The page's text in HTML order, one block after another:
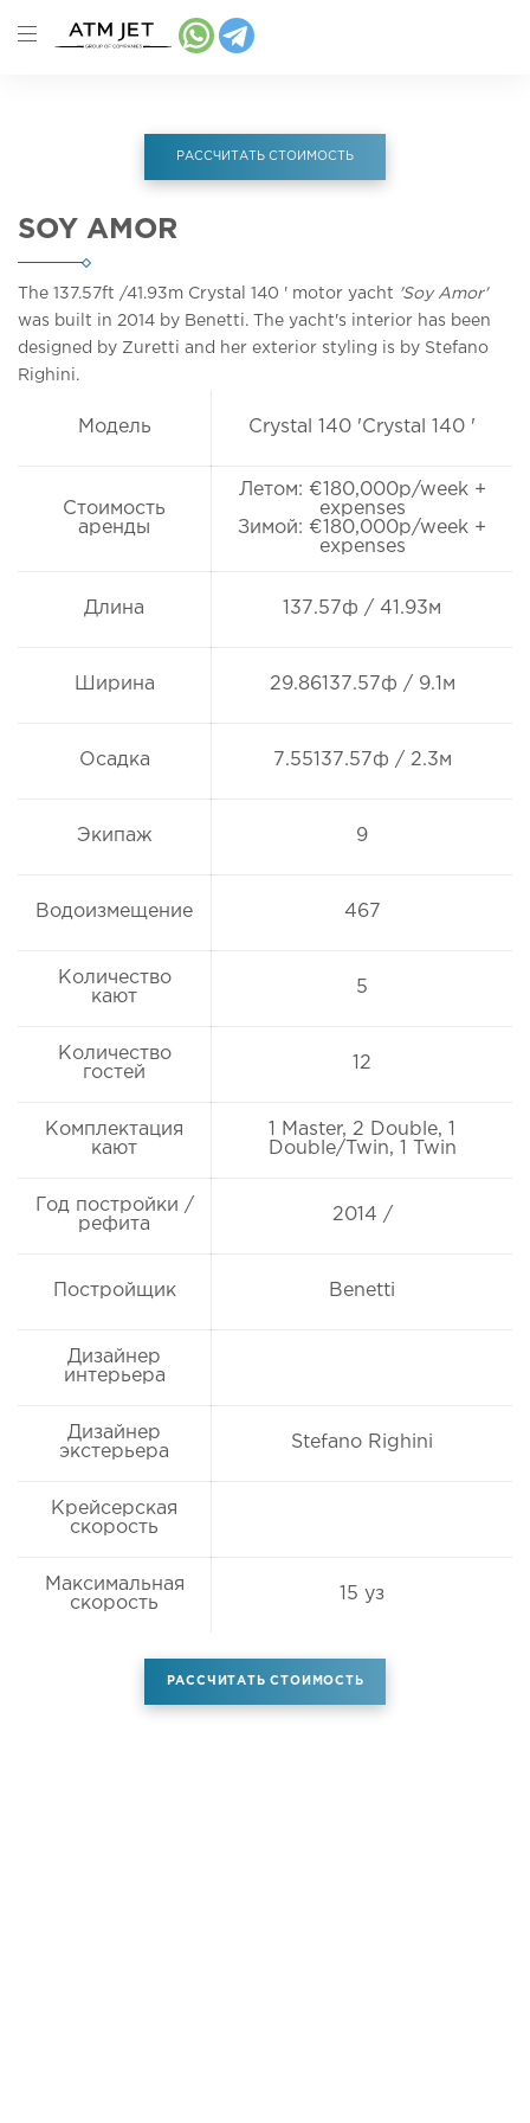
РАССЧИТАТЬ СТОИМОСТЬ
SOY AMOR
The 137.57ft /41.93m Crystal 140 ' motor yacht 'Soy Amor'
was built in 2014 by Benetti. The yacht's interior has been
designed by Zuretti and her exterior styling is by Stefano
Righini.
Модель Crystal 140 'Crystal 140 '
Стоимость
аренды
Летом: €180,000p/week +
expenses
Зимой: €180,000p/week +
expenses
Длина 137.57ф / 41.93м
Ширина 29.86137.57ф / 9.1м
Осадка 7.55137.57ф / 2.3м
Экипаж 9
Водоизмещение 467
Количество
кают
5
Количество
гостей
12
Комплектация
кают
1 Master, 2 Double, 1
Double/Twin, 1 Twin
Год постройки /
рефита
2014 /
Постройщик Benetti
Дизайнер
интерьера
Дизайнер
экстерьера
Stefano Righini
Крейсерская
скорость
Максимальная
скорость
15 уз
РАССЧИТАТЬ СТОИМОСТЬ